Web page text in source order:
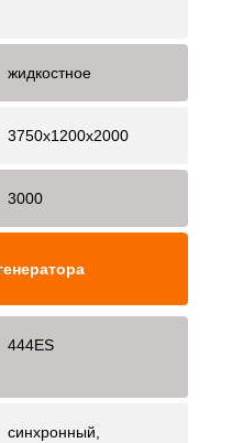
жидкостное
3750x1200x2000
3000
444ES
синхронный,